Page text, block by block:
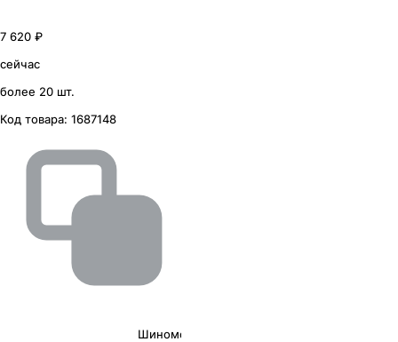
7 620 ₽
сейчас
более 20 шт.
Код товара: 1687148
Шиномонтаж